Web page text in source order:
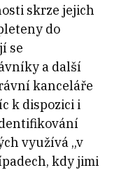
skrze jejich
do
se
a další
kanceláře
k dispozici i
využívá „v
kdy jimi